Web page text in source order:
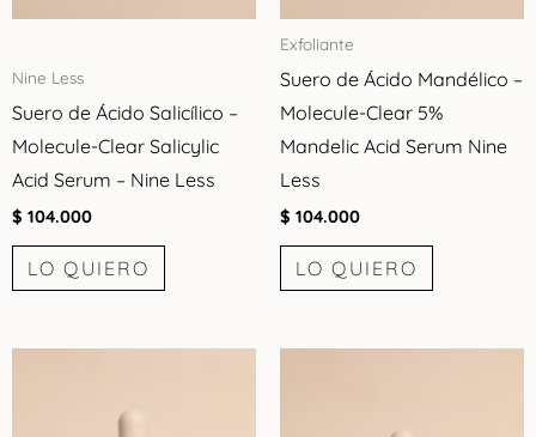
Nine Less
Suero de Ácido Salicílico –
Molecule-Clear Salicylic
Acid Serum – Nine Less
$ 104.000
LO QUIERO
Exfoliante
Suero de Ácido Mandélico –
Molecule-Clear 5%
Mandelic Acid Serum Nine
Less
$ 104.000
LO QUIERO